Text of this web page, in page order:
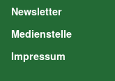
Newsletter
Medienstelle
Impressum